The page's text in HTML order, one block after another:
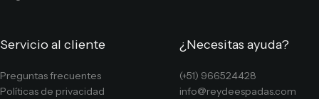
Servicio al cliente
Preguntas frecuentes
Políticas de privacidad
¿Necesitas ayuda?
(+51) 966524428
info@reydeespadas.com